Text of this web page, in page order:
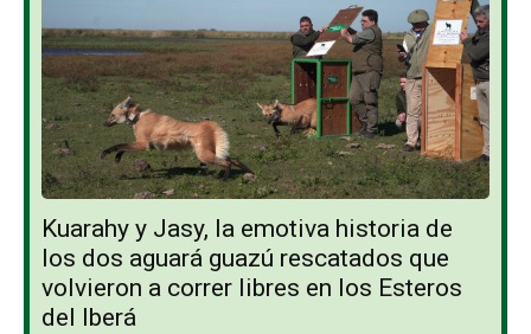
Kuarahy y Jasy, la emotiva historia de
los dos aguará guazú rescatados que
volvieron a correr libres en los Esteros
del Iberá